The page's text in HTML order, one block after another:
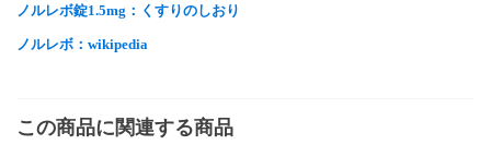
ノルレボ錠1.5mg：くすりのしおり
ノルレボ：wikipedia
この商品に関連する商品